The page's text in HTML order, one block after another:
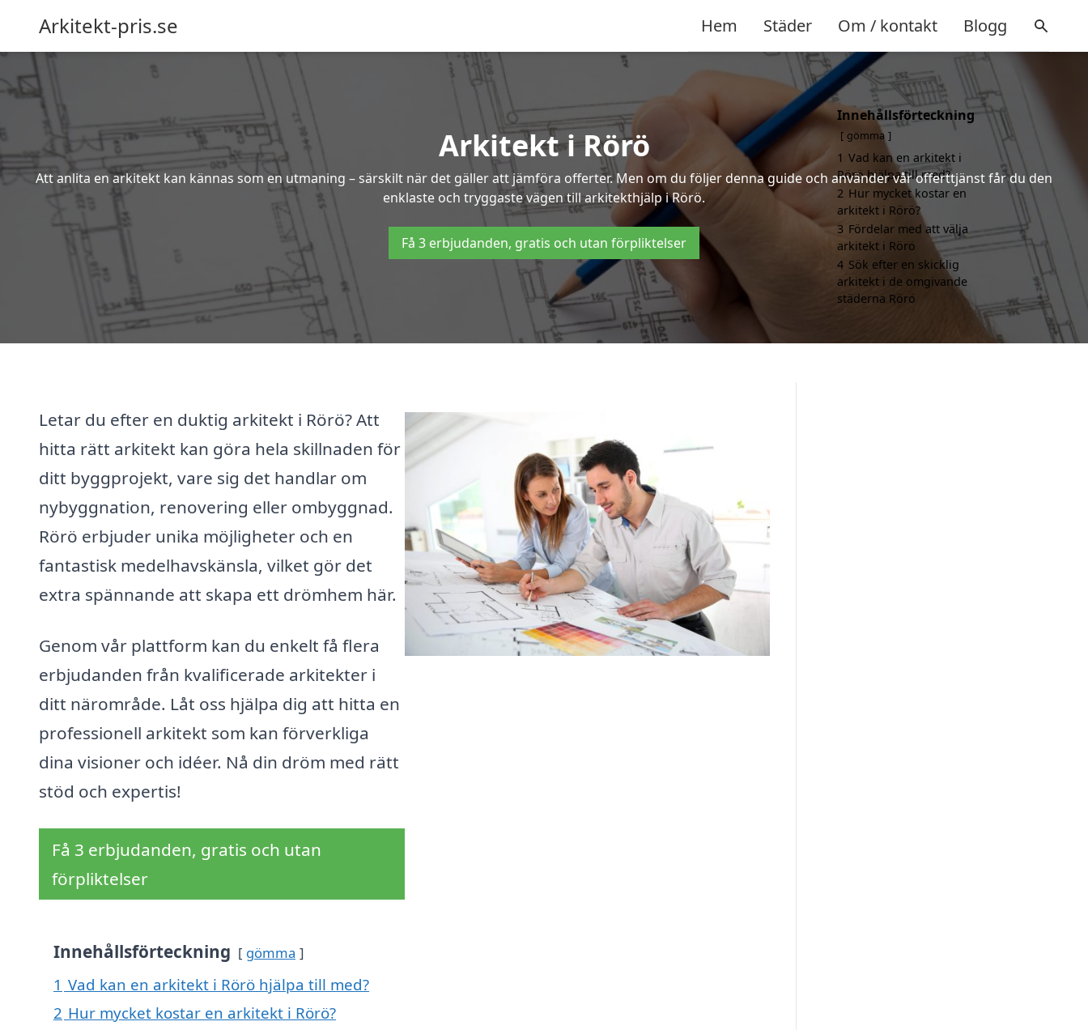
Arkitekt-pris.se Hem Städer Om / kontakt Blogg
Arkitekt i Rörö
Att anlita en arkitekt kan kännas som en utmaning – särskilt när det gäller att jämföra offerter. Men om du följer denna guide och använder vår offerttjänst får du den
enklaste och tryggaste vägen till arkitekthjälp i Rörö.
Få 3 erbjudanden, gratis och utan förpliktelser
Letar du efter en duktig arkitekt i Rörö? Att
hitta rätt arkitekt kan göra hela skillnaden för
ditt byggprojekt, vare sig det handlar om
nybyggnation, renovering eller ombyggnad.
Rörö erbjuder unika möjligheter och en
fantastisk medelhavskänsla, vilket gör det
extra spännande att skapa ett drömhem här.
Genom vår plattform kan du enkelt få flera
erbjudanden från kvalificerade arkitekter i
ditt närområde. Låt oss hjälpa dig att hitta en
professionell arkitekt som kan förverkliga
dina visioner och idéer. Nå din dröm med rätt
stöd och expertis!
Få 3 erbjudanden, gratis och utan
förpliktelser
Innehållsförteckning gömma
1 Vad kan en arkitekt i Rörö hjälpa till med?
2 Hur mycket kostar en arkitekt i Rörö?
Innehållsförteckning
gömma
1 Vad kan en arkitekt i
Rörö hjälpa till med?
2 Hur mycket kostar en
arkitekt i Rörö?
3 Fördelar med att välja
arkitekt i Rörö
4 Sök efter en skicklig
arkitekt i de omgivande
städerna Rörö